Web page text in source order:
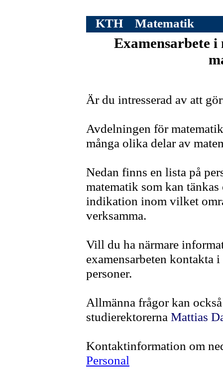
KTH Matematik
Examensarbete
Är du intresserad av att
Avdelningen för
många olika delar av
Nedan finns en lista på
matematik som kan tänkas
indikation inom vilket
verksamma.
Vill du ha närmare
examensarbeten kontakta
personer.
Allmänna frågor kan
studierektorerna Mattias
Kontaktinformation om
Personal